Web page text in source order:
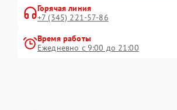
Горячая линия
+7 (345) 221-57-86
Время работы
Ежедневно с 9:00 до 21:00